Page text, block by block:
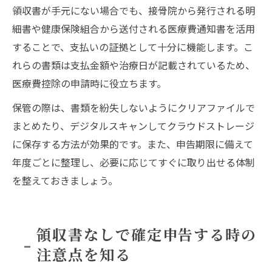
領収書が手元にない場合でも、接骨院から発行される明
細書や健康保険組合から送付される医療費通知書を活用
することで、支払いの証拠として十分に機能します。こ
れらの書類は支払金額や治療日が記載されているため、
医療費控除の申請時に役立ちます。
保管の際は、書類を紛失しないようにクリアファイルで
まとめたり、デジタルスキャンしてクラウドストレージ
に保存する方法が効果的です。また、申告期限に備えて
年度ごとに整理し、必要に応じてすぐに取り出せる体制
を整えておきましょう。
領収書なしで確定申告する時の
注意点を知る